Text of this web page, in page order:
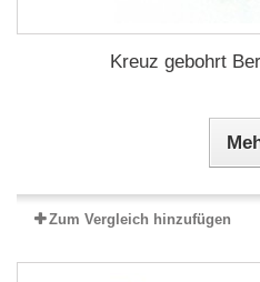
Kreuz gebohrt
Zum Vergleich hinzufügen